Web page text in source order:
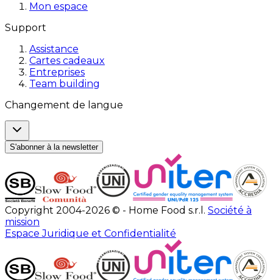
Mon espace
Support
Assistance
Cartes cadeaux
Entreprises
Team building
Changement de langue
S'abonner à la newsletter
Copyright 2004-2026 © - Home Food s.r.l. Société à
mission
Espace Juridique et Confidentialité